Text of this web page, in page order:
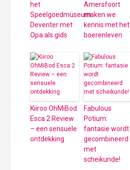
het
Speelgoedmuseum
Deventer met
Opa als gids
Amersfoort
maken we
kennis met het
boerenleven
Kiiroo OhMiBod
Esca 2 Review
– een sensuele
ontdekking
Fabulous
Potium:
fantasie wordt
gecombineerd
met
scheikunde!